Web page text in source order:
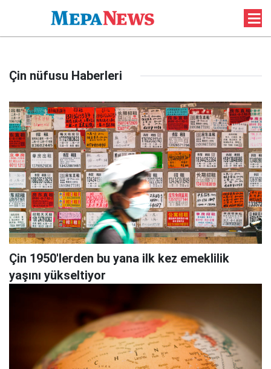
Çin nüfusu Haberleri
Çin 1950'lerden bu yana ilk kez emeklilik
yaşını yükseltiyor